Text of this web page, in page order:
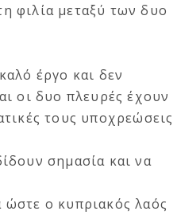
φιλία μεταξύ των δυο
έργο και δεν
οι δυο πλευρές έχουν
τους υποχρεώσεις
σημασία και να
ο κυπριακός λαός